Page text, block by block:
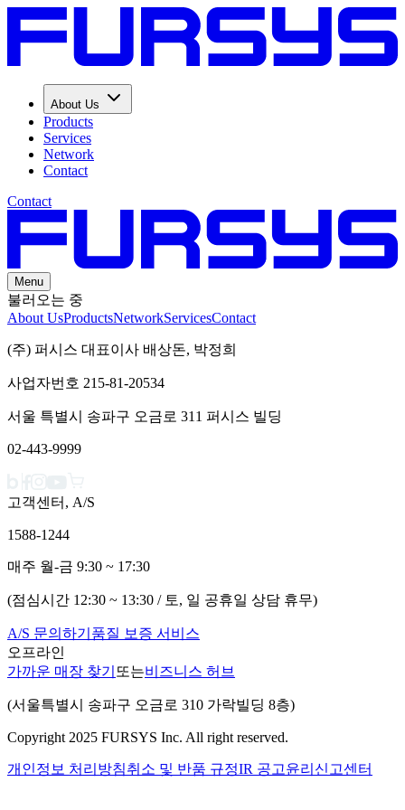
About Us
Products
Services
Network
Contact
Contact
Menu
불러오는 중
About UsProductsNetworkServicesContact
(주) 퍼시스 대표이사 배상돈, 박정희
사업자번호 215-81-20534
서울 특별시 송파구 오금로 311 퍼시스 빌딩
02-443-9999
고객센터, A/S
1588-1244
매주 월-금 9:30 ~ 17:30
(점심시간 12:30 ~ 13:30 / 토, 일 공휴일 상담 휴무)
A/S 문의하기 품질 보증 서비스
오프라인
가까운 매장 찾기 또는비즈니스 허브
(서울특별시 송파구 오금로 310 가락빌딩 8층)
Copyright 2025 FURSYS Inc. All right reserved.
개인정보 처리방침취소 및 반품 규정IR 공고윤리신고센터